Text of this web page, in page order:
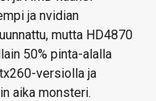
ja nvidian
mutta HD4870
50% pinta-alalla
versiolla ja
aika monsteri.